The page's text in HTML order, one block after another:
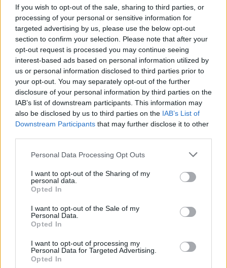
If you wish to opt-out of the sale, sharing to third parties, or
processing of your personal or sensitive information for
targeted advertising by us, please use the below opt-out
section to confirm your selection. Please note that after your
opt-out request is processed you may continue seeing
interest-based ads based on personal information utilized by
us or personal information disclosed to third parties prior to
your opt-out. You may separately opt-out of the further
disclosure of your personal information by third parties on the
IAB’s list of downstream participants. This information may
also be disclosed by us to third parties on the IAB’s List of
Downstream Participants that may further disclose it to other
Personal Data Processing Opt Outs
I want to opt-out of the Sharing of my
personal data.
Opted In
I want to opt-out of the Sale of my
Personal Data.
Opted In
I want to opt-out of processing my
Personal Data for Targeted Advertising.
Opted In
ΔΕΗ: Έρχονται οι 800
χιλιάδες πρώτοι μηνιαίοι
λογαριασμοί
22/12/2017 - 02:00
"Ξεπούλησαν" τα
τουριστικά πακέτα για τις
γιορτές
22/12/2017 - 02:00